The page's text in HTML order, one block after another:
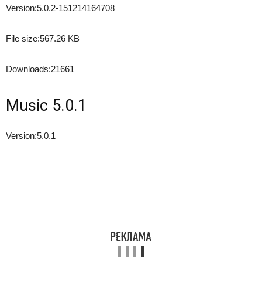
Version:5.0.2-151214164708
File size:567.26 KB
Downloads:21661
Music 5.0.1
Version:5.0.1